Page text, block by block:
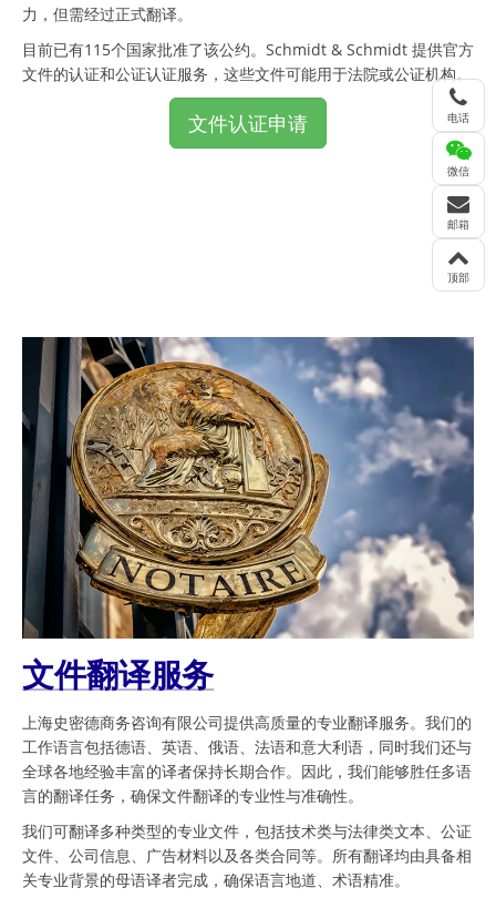
力，但需经过正式翻译。
目前已有115个国家批准了该公约。Schmidt & Schmidt 提供官方
文件的认证和公证认证服务，这些文件可能用于法院或公证机构。
文件认证申请
文件翻译服务
上海史密德商务咨询有限公司提供高质量的专业翻译服务。我们的
工作语言包括德语、英语、俄语、法语和意大利语，同时我们还与
全球各地经验丰富的译者保持长期合作。因此，我们能够胜任多语
言的翻译任务，确保文件翻译的专业性与准确性。
我们可翻译多种类型的专业文件，包括技术类与法律类文本、公证
文件、公司信息、广告材料以及各类合同等。所有翻译均由具备相
关专业背景的母语译者完成，确保语言地道、术语精准。
电话
微信
邮箱
顶部